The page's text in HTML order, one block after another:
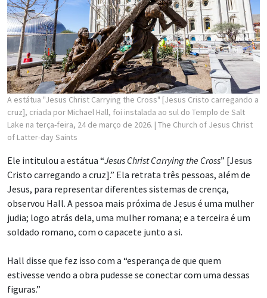
A estátua "Jesus Christ Carrying the Cross" [Jesus Cristo carregando a
cruz], criada por Michael Hall, foi instalada ao sul do Templo de Salt
Lake na terça-feira, 24 de março de 2026. | The Church of Jesus Christ
of Latter-day Saints
Ele intitulou a estátua “Jesus Christ Carrying the Cross” [Jesus
Cristo carregando a cruz].” Ela retrata três pessoas, além de
Jesus, para representar diferentes sistemas de crença,
observou Hall. A pessoa mais próxima de Jesus é uma mulher
judia; logo atrás dela, uma mulher romana; e a terceira é um
soldado romano, com o capacete junto a si.
Hall disse que fez isso com a “esperança de que quem
estivesse vendo a obra pudesse se conectar com uma dessas
figuras.”